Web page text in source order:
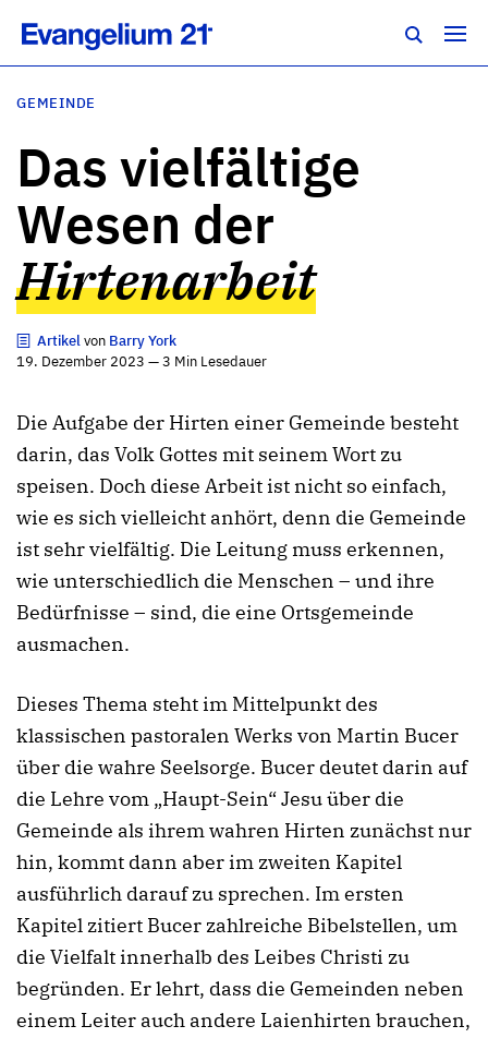
GEMEINDE
Das vielfältige
Wesen der
Hirtenarbeit
Artikelvon Barry York
19. Dezember 2023 — 3 Min Lesedauer
Die Aufgabe der Hirten einer Gemeinde besteht
darin, das Volk Gottes mit seinem Wort zu
speisen. Doch diese Arbeit ist nicht so einfach,
wie es sich vielleicht anhört, denn die Gemeinde
ist sehr vielfältig. Die Leitung muss erkennen,
wie unterschiedlich die Menschen – und ihre
Bedürfnisse – sind, die eine Ortsgemeinde
ausmachen.
Dieses Thema steht im Mittelpunkt des
klassischen pastoralen Werks von Martin Bucer
über die wahre Seelsorge. Bucer deutet darin auf
die Lehre vom „Haupt-Sein“ Jesu über die
Gemeinde als ihrem wahren Hirten zunächst nur
hin, kommt dann aber im zweiten Kapitel
ausführlich darauf zu sprechen. Im ersten
Kapitel zitiert Bucer zahlreiche Bibelstellen, um
die Vielfalt innerhalb des Leibes Christi zu
begründen. Er lehrt, dass die Gemeinden neben
einem Leiter auch andere Laienhirten brauchen,